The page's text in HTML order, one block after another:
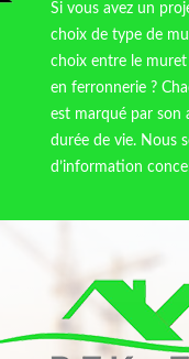
Si vous avez un
choix de type de
choix entre le
en ferronnerie ?
est marqué par son
durée de vie. Nous
d’information